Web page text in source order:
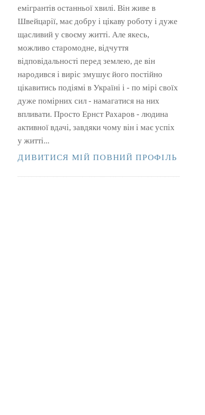
емігрантів останньої хвилі. Він живе в
Швейцарії, має добру і цікаву роботу і дуже
щасливий у своєму житті. Але якесь,
можливо старомодне, відчуття
відповідальності перед землею, де він
народився і виріс змушує його постійно
цікавитись подіямі в Україні і - по мірі своїх
дуже помірних сил - намагатися на них
впливати. Просто Ернст Рахаров - людина
активної вдачі, завдяки чому він і має успіх
у житті...
ДИВИТИСЯ МІЙ ПОВНИЙ ПРОФІЛЬ